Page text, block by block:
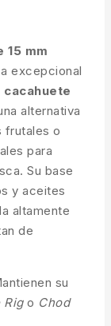
15 mm
excepcional
cacahuete
alternativa
frutales o
para
Su base
y aceites
altamente
de
su
Rigo Chod